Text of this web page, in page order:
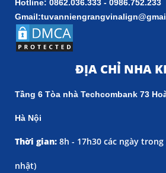
Hotline: 0862.036.333 - 0986.752.233
ĐỊA CHỈ NHA
Tầng 6 Tòa nhà Techcombank 73
Hà Nội
Thời gian: 8h - 17h30 các ngày
nhật)